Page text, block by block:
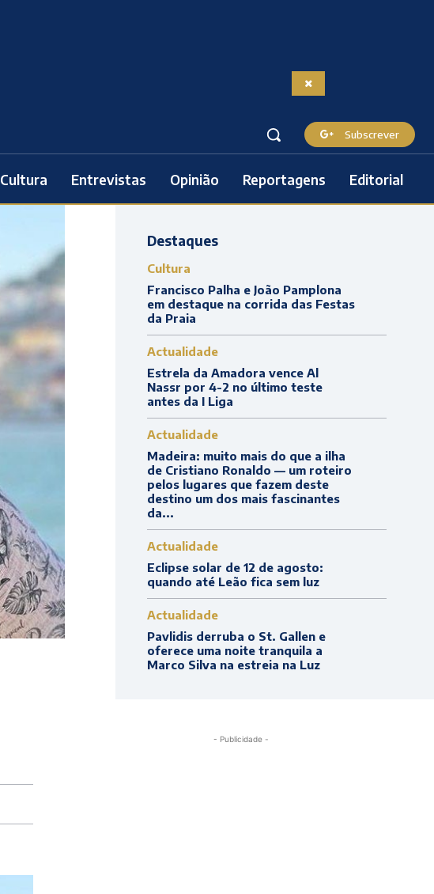
Subscrever
Cultura Entrevistas Opinião Reportagens Editorial
Destaques
Cultura
Francisco Palha e João Pamplona
em destaque na corrida das Festas
da Praia
Actualidade
Estrela da Amadora vence Al
Nassr por 4-2 no último teste
antes da I Liga
Actualidade
Madeira: muito mais do que a ilha
de Cristiano Ronaldo — um roteiro
pelos lugares que fazem deste
destino um dos mais fascinantes
da...
Actualidade
Eclipse solar de 12 de agosto:
quando até Leão fica sem luz
Actualidade
Pavlidis derruba o St. Gallen e
oferece uma noite tranquila a
Marco Silva na estreia na Luz
- Publicidade -